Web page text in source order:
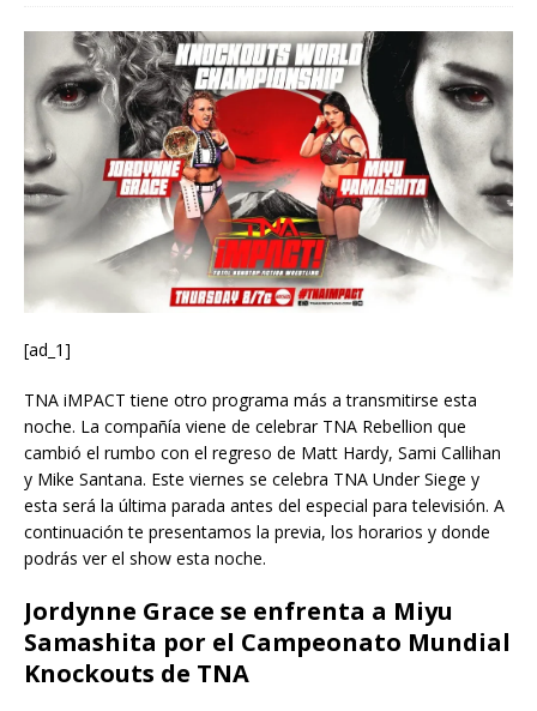
[ad_1]
TNA iMPACT tiene otro programa más a transmitirse esta
noche. La compañía viene de celebrar TNA Rebellion que
cambió el rumbo con el regreso de Matt Hardy, Sami Callihan
y Mike Santana. Este viernes se celebra TNA Under Siege y
esta será la última parada antes del especial para televisión. A
continuación te presentamos la previa, los horarios y donde
podrás ver el show esta noche.
Jordynne Grace se enfrenta a Miyu
Samashita por el Campeonato Mundial
Knockouts de TNA